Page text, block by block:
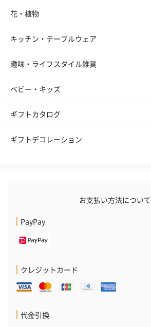
花・植物
キッチン・テーブルウェア
趣味・ライフスタイル雑貨
ベビー・キッズ
ギフトカタログ
ギフトデコレーション
お支払い方法について
PayPay
クレジットカード
代金引換